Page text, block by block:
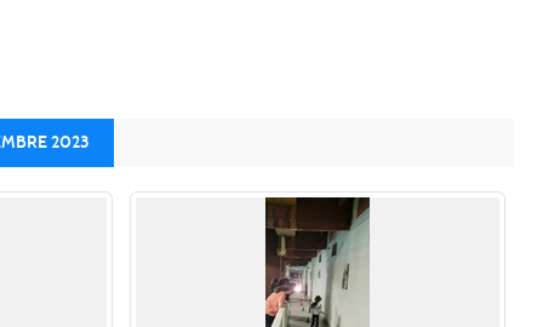
2023